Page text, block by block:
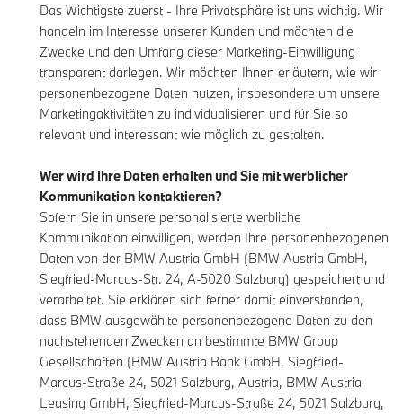
Das Wichtigste zuerst - Ihre Privatsphäre ist uns wichtig. Wir
handeln im Interesse unserer Kunden und möchten die
Zwecke und den Umfang dieser Marketing-Einwilligung
transparent darlegen. Wir möchten Ihnen erläutern, wie wir
personenbezogene Daten nutzen, insbesondere um unsere
Marketingaktivitäten zu individualisieren und für Sie so
relevant und interessant wie möglich zu gestalten.
Wer wird Ihre Daten erhalten und Sie mit werblicher
Kommunikation kontaktieren?
Sofern Sie in unsere personalisierte werbliche
Kommunikation einwilligen, werden Ihre personenbezogenen
Daten von der BMW Austria GmbH (BMW Austria GmbH,
Siegfried-Marcus-Str. 24, A-5020 Salzburg) gespeichert und
verarbeitet. Sie erklären sich ferner damit einverstanden,
dass BMW ausgewählte personenbezogene Daten zu den
nachstehenden Zwecken an bestimmte BMW Group
Gesellschaften (BMW Austria Bank GmbH, Siegfried-
Marcus-Straße 24, 5021 Salzburg, Austria, BMW Austria
Leasing GmbH, Siegfried-Marcus-Straße 24, 5021 Salzburg,